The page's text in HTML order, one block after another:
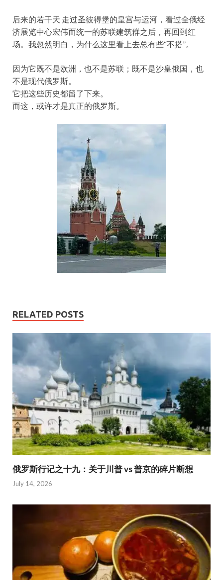
后来的若干天 走过圣彼得堡的皇宫与运河，看过全俄经
济展览中心宏伟而统一的苏联建筑群之后，再回到红
场。我忽然明白，为什么这里看上去总有些“不搭”。
因为它既不是欧洲，也不是苏联；既不是沙皇俄国，也
不是现代俄罗斯。
它把这些历史都留了下来。
而这，或许才是真正的俄罗斯。
RELATED POSTS
俄罗斯行记之十九：关于川普 vs 普京的碎片断想
July 14, 2026